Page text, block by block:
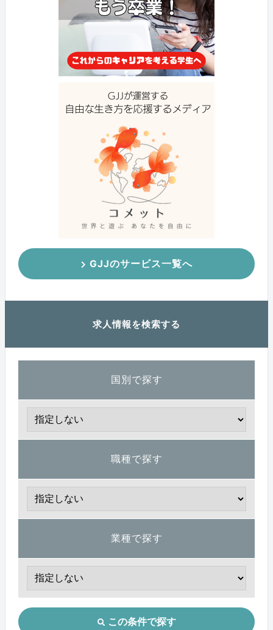
GJJのサービス一覧へ
求人情報を検索する
国別で探す
職種で探す
業種で探す
この条件で探す